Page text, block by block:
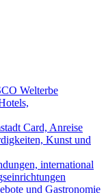
Welterbe
Card, Anreise
Kunst und
international
und Gastronomie